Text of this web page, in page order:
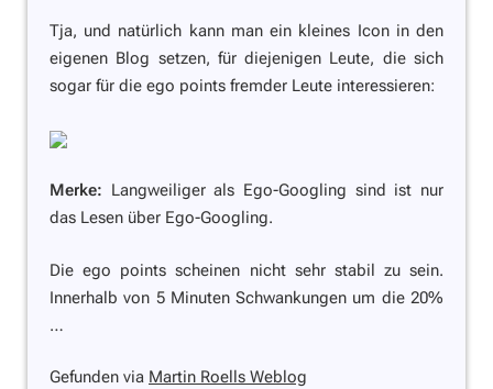
Tja, und natürlich kann man ein kleines Icon in den
eigenen Blog setzen, für diejenigen Leute, die sich
sogar für die ego points fremder Leute interessieren:
Merke: Langweiliger als Ego-Googling sind ist nur
das Lesen über Ego-Googling.
Die ego points scheinen nicht sehr stabil zu sein.
Innerhalb von 5 Minuten Schwankungen um die 20%
…
Gefunden via Martin Roells Weblog